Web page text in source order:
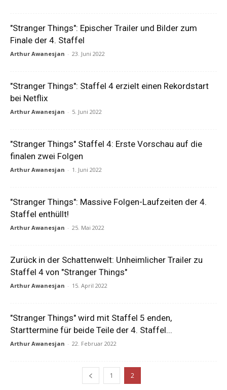
"Stranger Things": Epischer Trailer und Bilder zum
Finale der 4. Staffel
Arthur Awanesjan - 23. Juni 2022
"Stranger Things": Staffel 4 erzielt einen Rekordstart
bei Netflix
Arthur Awanesjan - 5. Juni 2022
"Stranger Things" Staffel 4: Erste Vorschau auf die
finalen zwei Folgen
Arthur Awanesjan - 1. Juni 2022
"Stranger Things": Massive Folgen-Laufzeiten der 4.
Staffel enthüllt!
Arthur Awanesjan - 25. Mai 2022
Zurück in der Schattenwelt: Unheimlicher Trailer zu
Staffel 4 von "Stranger Things"
Arthur Awanesjan - 15. April 2022
"Stranger Things" wird mit Staffel 5 enden,
Starttermine für beide Teile der 4. Staffel...
Arthur Awanesjan - 22. Februar 2022
1 2